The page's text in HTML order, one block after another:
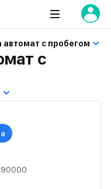
автомат с пробегом
с
90000